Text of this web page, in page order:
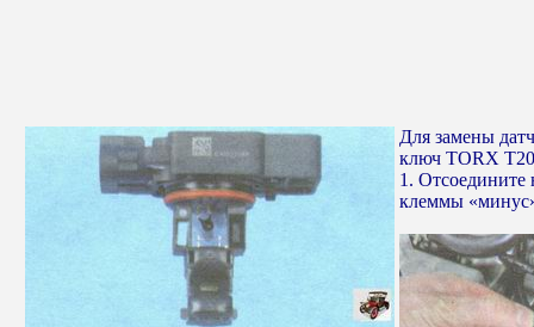
Для замены
ключ TORX
1. Отсоедините
клеммы